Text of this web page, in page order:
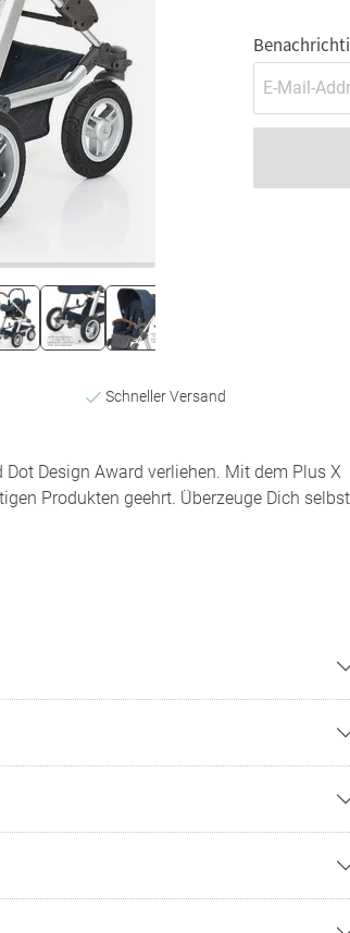
Schneller Versand
Design Award verliehen. Mit dem Plus X
Produkten geehrt. Überzeuge Dich selbst